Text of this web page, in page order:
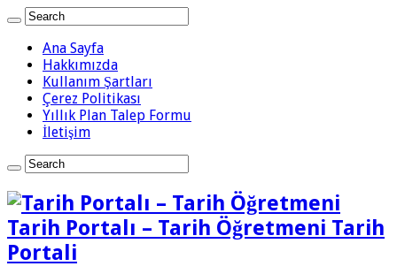
Ana Sayfa
Hakkımızda
Kullanım Şartları
Çerez Politikası
Yıllık Plan Talep Formu
İletişim
Tarih Portalı – Tarih Öğretmeni Tarih
Portali